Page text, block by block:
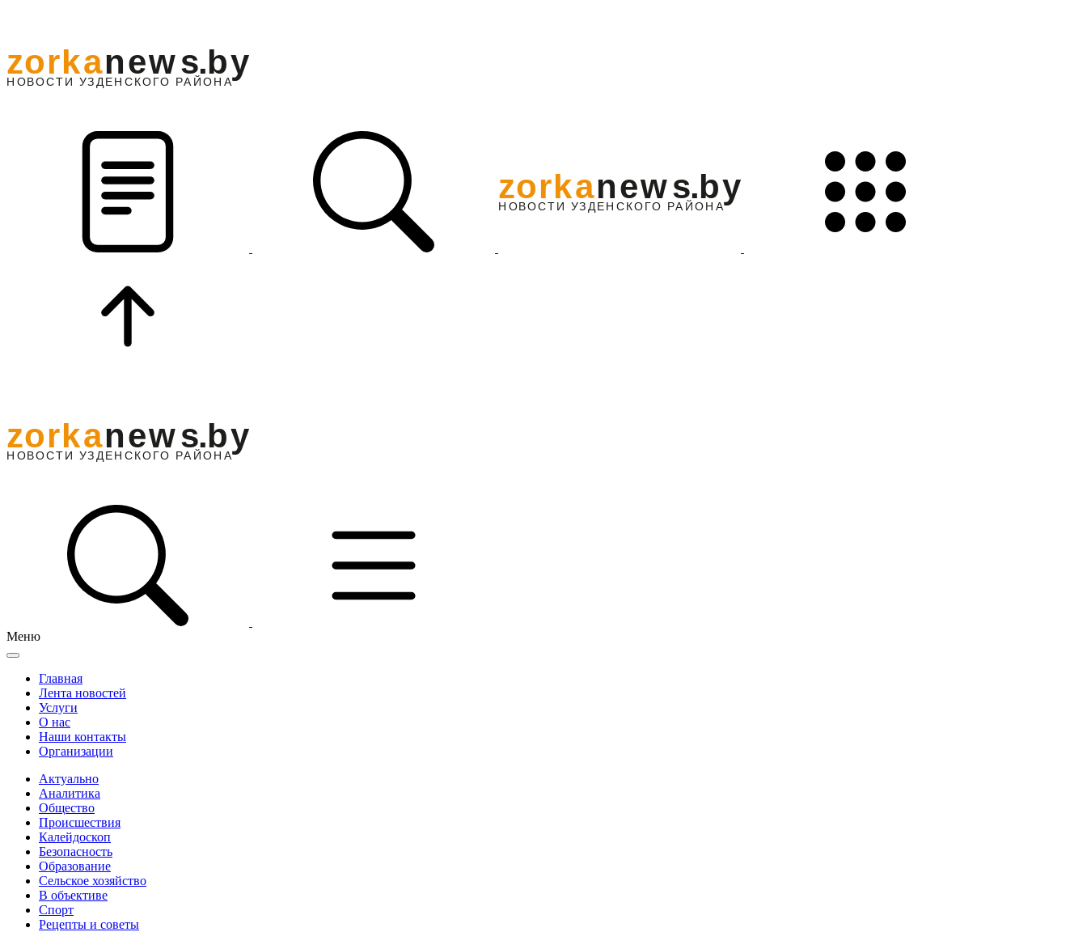
НО ВОСТИ УЗДЕНС КО ГО РАЙОНА
zorkanews.by
Меню
Главная
Лента новостей
Услуги
О нас
Наши контакты
Организации
Актуально
Аналитика
Общество
Происшествия
Калейдоскоп
Безопасность
Образование
Сельское хозяйство
В объективе
Спорт
Рецепты и советы